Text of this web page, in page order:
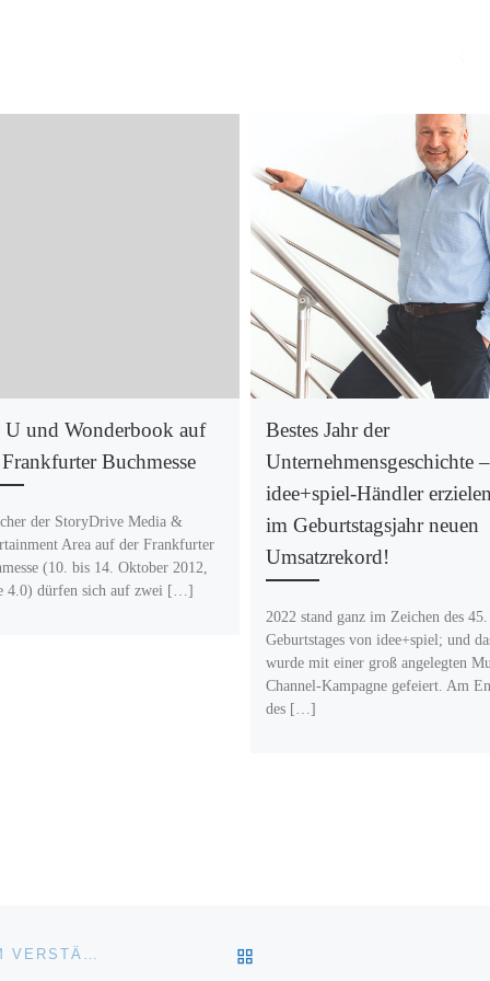
und Wonderbook auf
Buchmesse
der StoryDrive Media &
Area auf der Frankfurter
(10. bis 14. Oktober 2012,
4.0) dürfen sich auf zwei […]
Bestes Jahr der
Unternehmensgeschichte –
idee+spiel-Händler erzielen
im Geburtstagsjahr neuen
Umsatzrekord!
2022 stand ganz im Zeichen des 45.
Geburtstages von idee+spiel; und
wurde mit einer groß angelegten
Channel-Kampagne gefeiert. Am
des […]
EK/SERVICEGROUP BITTET INDUSTRIEPARTNER UM VERSTÄNDNIS ZURÜCK ZUR